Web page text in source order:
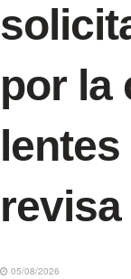
por la
05/08/2026